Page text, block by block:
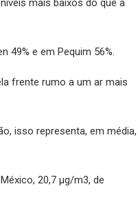
mais baixos do que a
49% e em Pequim 56%.
frente rumo a um ar mais
isso representa, em média,
20,7 µg/m3, de